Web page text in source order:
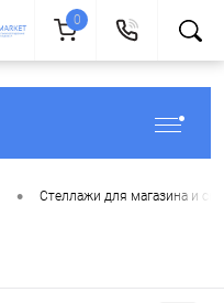
• Стеллажи для магазина и
0